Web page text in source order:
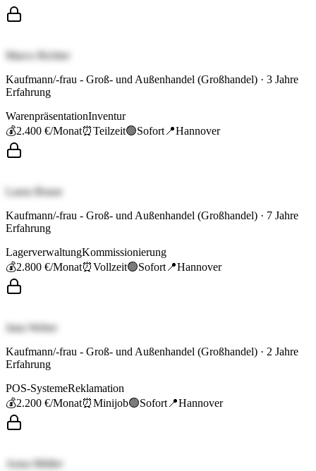
Marco Richter
Kaufmann/-frau - Groß- und Außenhandel (Großhandel) · 3 Jahre
Erfahrung
WarenpräsentationInventur
💰2.400 €/Monat⏰Teilzeit🟢Sofort 📍Hannover
Laura Braun
Kaufmann/-frau - Groß- und Außenhandel (Großhandel) · 7 Jahre
Erfahrung
LagerverwaltungKommissionierung
💰2.800 €/Monat⏰Vollzeit🟢Sofort 📍Hannover
Jana Weber
Kaufmann/-frau - Groß- und Außenhandel (Großhandel) · 2 Jahre
Erfahrung
POS-SystemeReklamation
💰2.200 €/Monat⏰Minijob🟢Sofort 📍Hannover
Anna Müller